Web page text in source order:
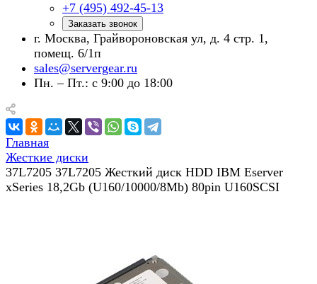
+7 (495) 492-45-13
Заказать звонок
г. Москва, Грайвороновская ул, д. 4 стр. 1,
помещ. 6/1п
sales@servergear.ru
Пн. – Пт.: с 9:00 до 18:00
Главная
Жесткие диски
37L7205 37L7205 Жесткий диск HDD IBM Eserver
xSeries 18,2Gb (U160/10000/8Mb) 80pin U160SCSI